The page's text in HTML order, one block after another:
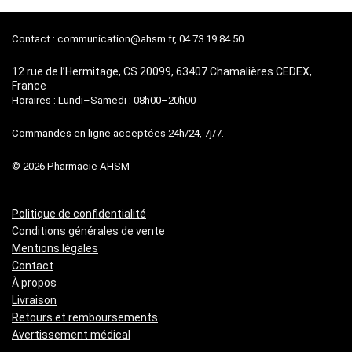
Contact : communication@ahsm.fr, 04 73 19 84 50
12 rue de l’Hermitage, CS 20099, 63407 Chamalières CEDEX,
France
Horaires : Lundi–Samedi : 08h00–20h00
Commandes en ligne acceptées 24h/24, 7j/7.
© 2026 Pharmacie AHSM
Politique de confidentialité
Conditions générales de vente
Mentions légales
Contact
À propos
Livraison
Retours et remboursements
Avertissement médical